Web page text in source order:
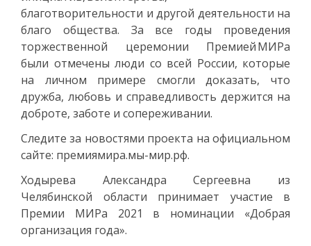
благотворительности и другой деятельности на
благо общества. За все годы проведения
торжественной церемонии Премией МИРа
были отмечены люди со всей России, которые
на личном примере смогли доказать, что
дружба, любовь и справедливость держится на
доброте, заботе и сопереживании.
Следите за новостями проекта на официальном
сайте: премиямира.мы-мир.рф.
Ходырева Александра Сергеевна из
Челябинской области принимает участие в
Премии МИРа 2021 в номинации «Добрая
организация года».